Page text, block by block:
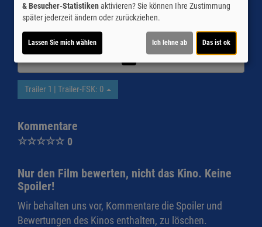
Möchten Sie vonYoutube (Trailer ansehen)
externe Inhalte laden?
Trailer 1 | Trailer-FSK: 0
Kommentare
☆☆☆☆☆ 0
Nur den Film bewerten, nicht das Kino. Keine
Spoiler!
Wir behalten uns vor, Kommentare die Spoiler und
Bewertungen des Kinos enthalten, zu löschen.
& Besucher-Statistikenaktivieren? Sie können Ihre Zustimmung
später jederzeit ändern oder zurückziehen.
Lassen Sie mich wählen Ich lehne ab Das ist ok